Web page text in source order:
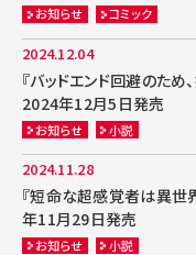
お知らせ コミック
2024.12.04
『バッドエンド回避のた
2024年12月5日発売
お知らせ 小説
2024.11.28
『短命な超感覚者は異世
年11月29日発売
お知らせ 小説